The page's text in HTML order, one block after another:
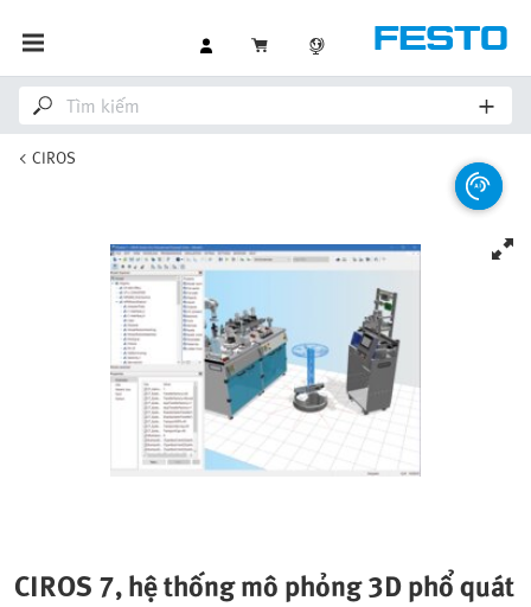
CIROS
CIROS 7, hệ thống mô phỏng 3D phổ quát